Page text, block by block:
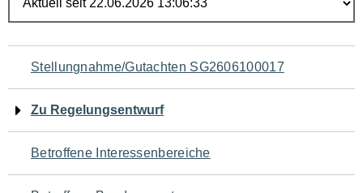
Navigation
für
den
Seiteninhalt
Stellungnahme/Gutachten SG2606100017
Zu Regelungsentwurf
Betroffene Interessenbereiche